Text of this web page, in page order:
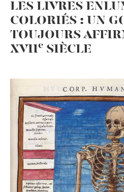
LES LIVRES
COLORIÉS : UN
TOUJOURS
XVIIe SIÈCLE